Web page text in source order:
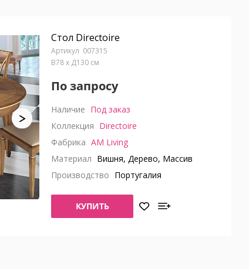
Стол Directoire
007315
В78 x Д130 см
По запросу
Наличие Под заказ
Коллекция Directoire
Фабрика AM Living
Материал Вишня, Дерево, Массив
Производство Португалия
КУПИТЬ